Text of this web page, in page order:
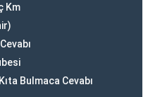
Km
Bulmaca Cevabı